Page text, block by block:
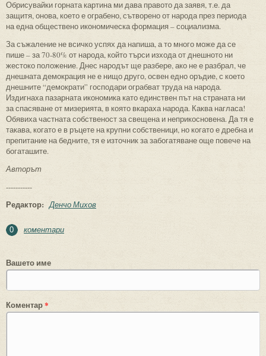
Обрисувайки горната картина ми дава правото да заявя, т.е. да
защитя, онова, което е ограбено, сътворено от народа през периода
на една обществено икономическа формация – социализма.
За съжаление не всичко успях да напиша, а то много може да се
пише – за 70-80% от народа, който търси изхода от днешното ни
жестоко положение. Днес народът ще разбере, ако не е разбрал, че
днешната демокрация не е нищо друго, освен едно оръдие, с което
днешните “демократи” господари ограбват труда на народа.
Издигнаха пазарната икономика като единствен път на страната ни
за спасяване от мизерията, в която вкараха народа. Каква нагласа!
Обявиха частната собственост за свещена и неприкосновена. Да тя е
такава, когато е в ръцете на крупни собственици, но когато е дребна и
препитание на бедните, тя е източник за забогатяване още повече на
богаташите.
Авторът
-----------
Редактор: Денчо Михов
0 коментари
Вашето име
Коментар*